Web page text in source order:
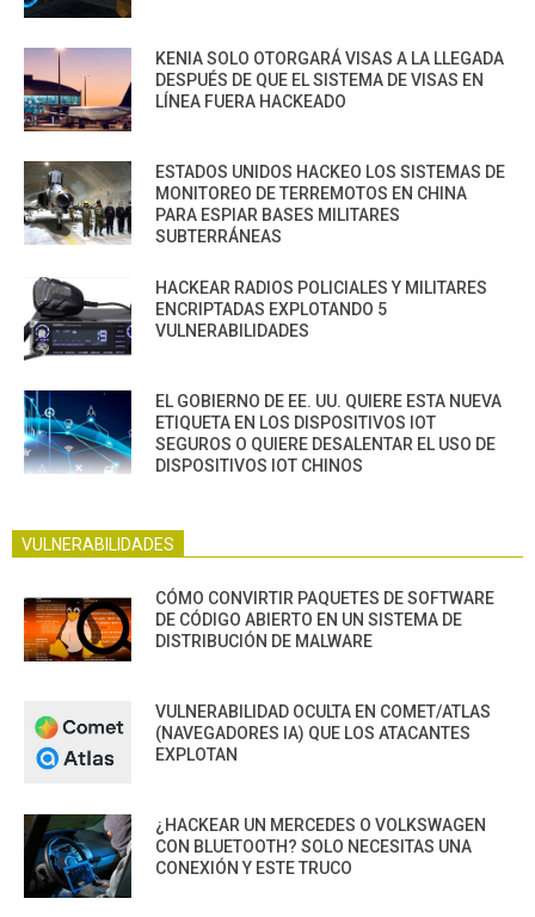
KENIA SOLO OTORGARÁ VISAS A LA LLEGADA
DESPUÉS DE QUE EL SISTEMA DE VISAS EN
LÍNEA FUERA HACKEADO
ESTADOS UNIDOS HACKEO LOS SISTEMAS DE
MONITOREO DE TERREMOTOS EN CHINA
PARA ESPIAR BASES MILITARES
SUBTERRÁNEAS
HACKEAR RADIOS POLICIALES Y MILITARES
ENCRIPTADAS EXPLOTANDO 5
VULNERABILIDADES
EL GOBIERNO DE EE. UU. QUIERE ESTA NUEVA
ETIQUETA EN LOS DISPOSITIVOS IOT
SEGUROS O QUIERE DESALENTAR EL USO DE
DISPOSITIVOS IOT CHINOS
VULNERABILIDADES
CÓMO CONVIRTIR PAQUETES DE SOFTWARE
DE CÓDIGO ABIERTO EN UN SISTEMA DE
DISTRIBUCIÓN DE MALWARE
VULNERABILIDAD OCULTA EN COMET/ATLAS
(NAVEGADORES IA) QUE LOS ATACANTES
EXPLOTAN
¿HACKEAR UN MERCEDES O VOLKSWAGEN
CON BLUETOOTH? SOLO NECESITAS UNA
CONEXIÓN Y ESTE TRUCO